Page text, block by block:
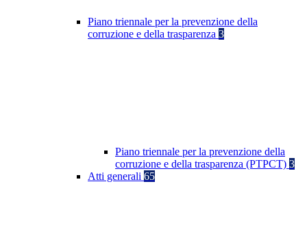
Piano triennale per la prevenzione della
corruzione e della trasparenza 3
Piano triennale per la prevenzione della
corruzione e della trasparenza (PTPCT) 3
Atti generali 65